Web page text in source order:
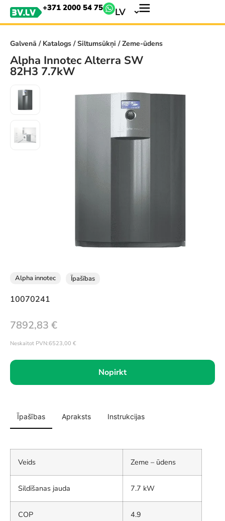
+371 2000 54 75 LV
Galvenā / Katalogs/Siltumsūkņi / Zeme-ūdens
Alpha Innotec Alterra SW
82H3 7.7kW
Alpha innotec Īpašības
10070241
7892,83 €
Neskaitot PVN:6523,00 €
Nopirkt
Īpašības Apraksts Instrukcijas
Veids Zeme – ūdens
Sildīšanas jauda 7.7 kW
COP 4.9